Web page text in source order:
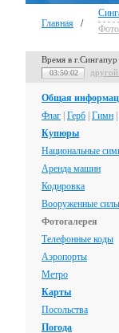
Главная /
Время в г.Сингапур
03:50:02
Общая
Флаг Герб Гимн
Купюры
Национальные
Аренда машин
Кодировка
Вооруженные силы
Фотогалерея
Телефонные коды
Аэропорты
Метро
Карты
Посольства
Погода